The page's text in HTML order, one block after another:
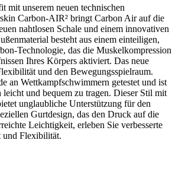
mit unserem neuen technischen
Carbon-AIR² bringt Carbon Air auf die
nahtlosen Schale und einem innovativen
besteht aus einem einteiligen,
Technologie, das die Muskelkompression
Ihres Körpers aktiviert. Das neue
und den Bewegungsspielraum.
an Wettkampfschwimmern getestet und ist
leicht und bequem zu tragen. Dieser Stil mit
unglaubliche Unterstützung für den
Gurtdesign, das den Druck auf die
Leichtigkeit, erleben Sie verbesserte
Flexibilität.